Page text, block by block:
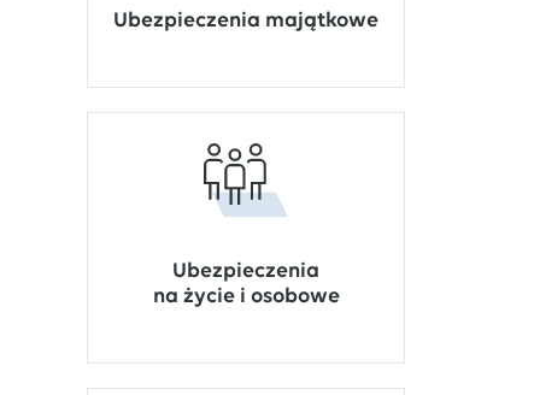
Ubezpieczenia majątkowe
Ubezpieczenia
na życie i osobowe